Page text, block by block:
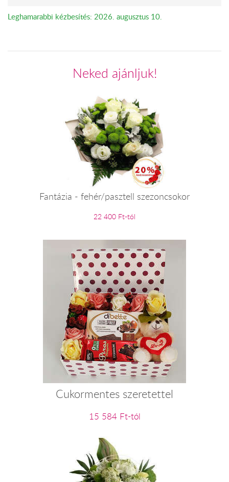
Leghamarabbi kézbesítés: 2026. augusztus 10.
Neked ajánljuk!
Fantázia - fehér/pasztell szezoncsokor
22 400 Ft-tól
Cukormentes szeretettel
15 584 Ft-tól